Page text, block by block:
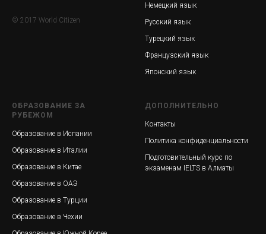
© 2017 World Citizen
Немецкий язык
Русский язык
Турецкий язык
Французский язык
Японский язык
ОБРАЗОВАНИЕ ЗА
РУБЕЖОМ
Образование в Испании
Образование в Италии
Образование в Китае
Образование в ОАЭ
Образование в Турции
Образование в Чехии
ДОПОЛНИТЕЛЬНО
Контакты
Политика конфиденциальности
Подготовительный курс по
экзаменам IELTS в Алматы